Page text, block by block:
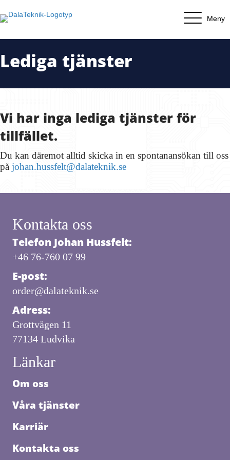
Meny
Lediga tjänster
Vi har inga lediga tjänster för
tillfället.
Du kan däremot alltid skicka in en spontanansökan till oss
på johan.hussfelt@dalateknik.se
Kontakta oss
Telefon Johan Hussfelt:
+46 76-760 07 99
E-post:
order@dalateknik.se
Adress:
Grottvägen 11
77134 Ludvika
Länkar
Om oss
Våra tjänster
Karriär
Kontakta oss